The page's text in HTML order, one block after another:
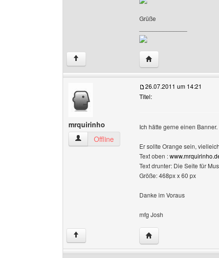
Grüße
↑ Website dieses
mrquirinho
mrquirinho Benutzer-Profile anzeigen
Offline
26.07.2011 um 14:21
Titel:
Ich hätte gerne einen Banner.
Er sollte Orange sein,
Text oben :
Text drunter: Die Seite für
Größe: 468px x 60 px
Danke im Voraus
mfg Josh
↑ Website dieses